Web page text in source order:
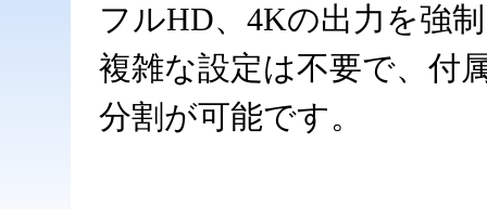
フルHD、4Kの出力を強
複雑な設定は不要で、付
分割が可能です。